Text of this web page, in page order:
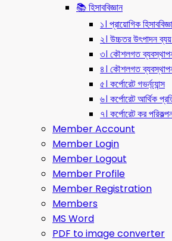
📚 হিসাববিজ্ঞান
১। প্রায়োগিক
২। উচ্চতর উৎপাদন ব্যয়
৩। কৌশলগত ব্যবস্থাপনা
৪। কৌশলগত
৫। কর্পোরেট গভর্ন্য্যান্স
৬। কর্পোরেট আর্থিক
৭। কর্পোরেট কর
Member Account
Member Login
Member Logout
Member Profile
Member Registration
Members
MS Word
PDF to image converter